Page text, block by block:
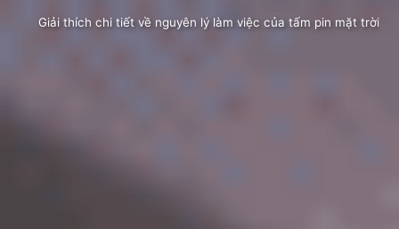
Giải thích chi tiết về nguyên lý làm việc của tấm pin mặt trời